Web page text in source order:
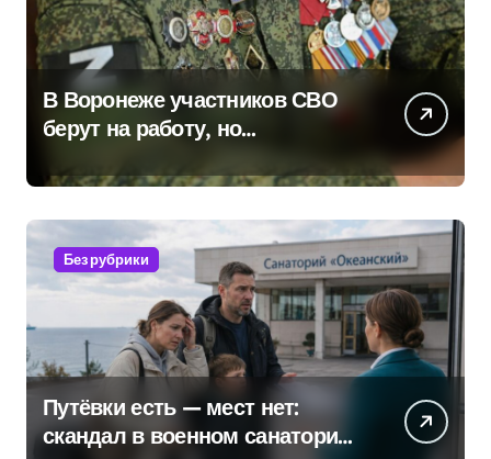
В Воронеже участников СВО
берут на работу, но
удержаться удаётся не всем
Без рубрики
Путёвки есть — мест нет:
скандал в военном санатории